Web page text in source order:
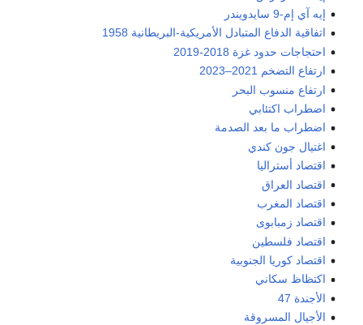
إيه آي إم-9 سايدويندر
اتفاقية الدفاع المتبادل الأمريكية-البريطانية 1958
احتجاجات حدود غزة 2018-2019
ارتفاع التضخم 2021–2023
ارتفاع منسوب البحر
اضطراب اكتئابي
اضطراب ما بعد الصدمة
اغتيال جون كندي
اقتصاد أستراليا
اقتصاد العراق
اقتصاد المغرب
اقتصاد زمبابوى
اقتصاد فلسطين
اقتصاد كوريا الجنوبية
اكتظاظ سكاني
الأجندة 47
الأجيال المسروقة